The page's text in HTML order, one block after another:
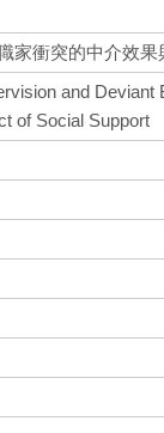
家衝突的中介效
and
of Social Support